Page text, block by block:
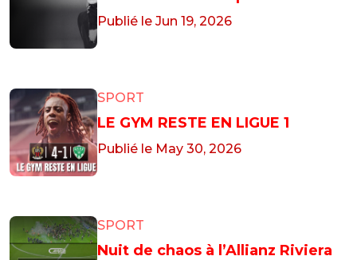
Publié le Jun 19, 2026
SPORT
LE GYM RESTE EN LIGUE 1
Publié le May 30, 2026
SPORT
Nuit de chaos à l’Allianz Riviera